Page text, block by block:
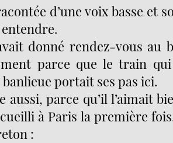
d’une voix basse et
donné rendez-vous au
parce que le train qui
portait ses pas ici.
aussi, parce qu’il l’aimait
à Paris la première
: